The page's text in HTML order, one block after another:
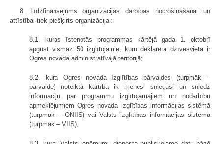
8. Līdzfinansējums organizācijas darbības nodrošināšanai un
attīstībai tiek piešķirts organizācijai:
8.1. kuras īstenotās programmas kārtējā gada 1. oktobrī
apgūst vismaz 50 izglītojamie, kuru deklarētā dzīvesvieta ir
Ogres novada administratīvajā teritorijā;
8.2. kura Ogres novada Izglītības pārvaldes (turpmāk –
pārvalde) noteiktā kārtībā ik mēnesi sniegusi un sniedz
informāciju par programmu izglītojamajiem un nodarbību
apmeklējumiem Ogres novada izglītības informācijas sistēmā
(turpmāk – ONIIS) vai Valsts izglītības informācijas sistēmā
(turpmāk – VIIS);